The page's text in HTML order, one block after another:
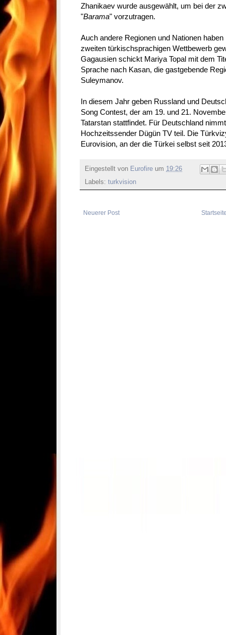
Zhanikaev wurde ausgewählt, um bei der
"Barama" vorzutragen.
Auch andere Regionen und Nationen
zweiten türkischsprachigen Wettbewerb
Gagausien schickt Mariya Topal mit dem
Sprache nach Kasan, die gastgebende
Suleymanov.
In diesem Jahr geben Russland und
Song Contest, der am 19. und 21.
Tatarstan stattfindet. Für Deutschland
Hochzeitssender Dügün TV teil. Die
Eurovision, an der die Türkei selbst seit
Eingestellt von Eurofire um 19:26
Labels: turkvision
Neuerer Post